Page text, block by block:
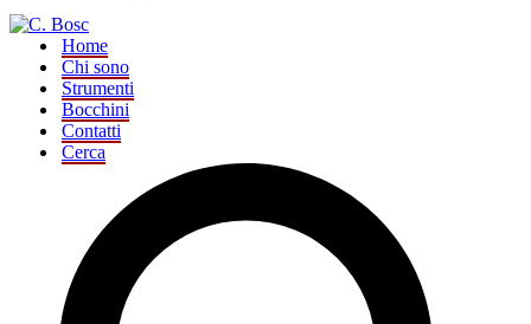
Home
Chi sono
Strumenti
Bocchini
Contatti
Cerca